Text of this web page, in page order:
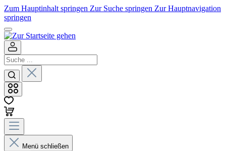
Zum Hauptinhalt springen Zur Suche springen Zur Hauptnavigation
springen
Menü schließen